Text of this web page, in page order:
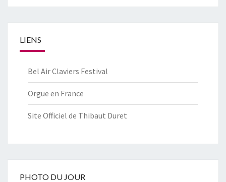
LIENS
Bel Air Claviers Festival
Orgue en France
Site Officiel de Thibaut Duret
PHOTO DU JOUR